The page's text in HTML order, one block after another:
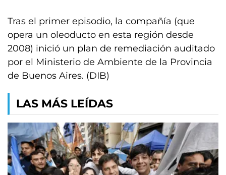
Tras el primer episodio, la compañía (que
opera un oleoducto en esta región desde
2008) inició un plan de remediación auditado
por el Ministerio de Ambiente de la Provincia
de Buenos Aires. (DIB)
LAS MÁS LEÍDAS